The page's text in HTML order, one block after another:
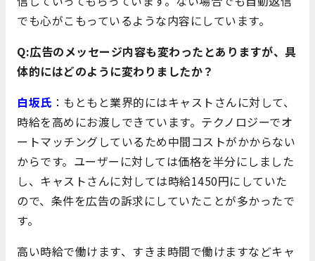
でも心がこもっているような内容にしています。
Q:広告のメッセージ内容も変わったとありますが、具
体的にはどのように変わりましたか？
白坂氏 ：もともと業界的にはキャストさんに対して、
時給を高めにお渡しできています。テクノロジーでオ
ートマッチングしているため中間コストがかからない
からです。ユーザーに対しては価格を半分にしました
し、キャストさんに対しては時給1450円にしていた
ので、条件を広告の訴求にしていたことが多かったで
す。
高い時給で働けます、すきま時間で働けますなどキャ